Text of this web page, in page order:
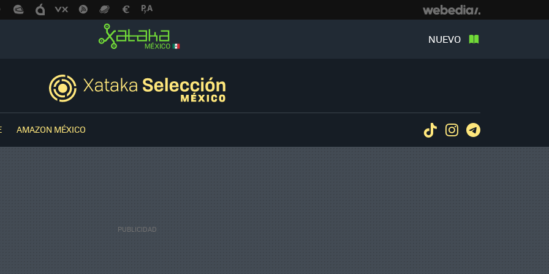
NUEVO
AMAZON MÉXICO TiktokInstagram